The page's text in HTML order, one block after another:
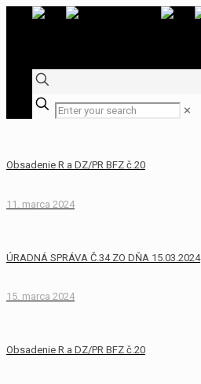
✕
Obsadenie R a DZ/PR BFZ č.20
11. marca 2024
ÚRADNÁ SPRÁVA Č.34 ZO DŇA 15.03.2024
15. marca 2024
Obsadenie R a DZ/PR BFZ č.20